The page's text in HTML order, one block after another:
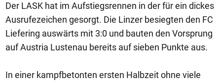
Der LASK hat im Aufstiegsrennen in der für ein dickes
Ausrufezeichen gesorgt. Die Linzer besiegten den FC
Liefering auswärts mit 3:0 und bauten den Vorsprung
auf Austria Lustenau bereits auf sieben Punkte aus.
In einer kampfbetonten ersten Halbzeit ohne viele